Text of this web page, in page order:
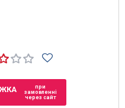
при
замовленні
через сайт